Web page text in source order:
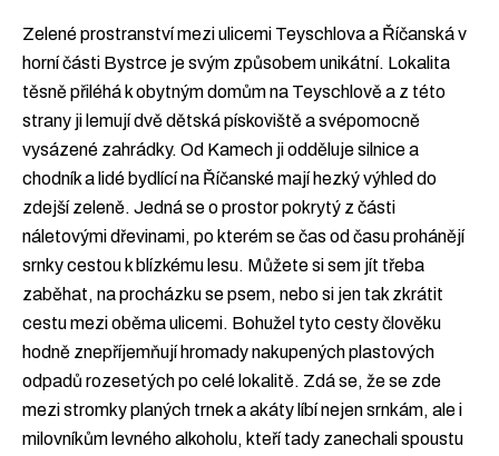
Podpořte nás
Přidejte se!
Zelené prostranství mezi ulicemi Teyschlova a Říčanská v
horní části Bystrce je svým způsobem unikátní. Lokalita
těsně přiléhá k obytným domům na Teyschlově a z této
strany ji lemují dvě dětská pískoviště a svépomocně
vysázené zahrádky. Od Kamech ji odděluje silnice a
chodník a lidé bydlící na Říčanské mají hezký výhled do
zdejší zeleně. Jedná se o prostor pokrytý z části
náletovými dřevinami, po kterém se čas od času prohánějí
srnky cestou k blízkému lesu. Můžete si sem jít třeba
zaběhat, na procházku se psem, nebo si jen tak zkrátit
cestu mezi oběma ulicemi. Bohužel tyto cesty člověku
hodně znepříjemňují hromady nakupených plastových
odpadů rozesetých po celé lokalitě. Zdá se, že se zde
mezi stromky planých trnek a akáty líbí nejen srnkám, ale i
milovníkům levného alkoholu, kteří tady zanechali spoustu